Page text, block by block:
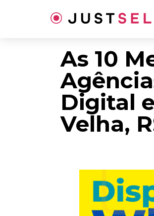
As 10
Digital
Velha,